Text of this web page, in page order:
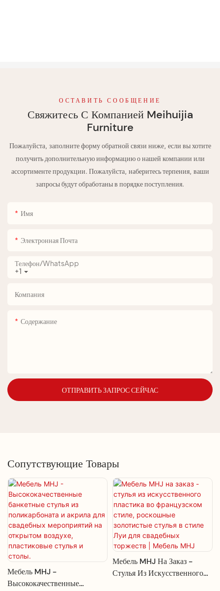
ОСТАВИТЬ СООБЩЕНИЕ
Свяжитесь С Компанией Meihuijia
Furniture
Пожалуйста, заполните форму обратной связи ниже, если вы хотите
получить дополнительную информацию о нашей компании или
ассортименте продукции. Пожалуйста, наберитесь терпения, ваши
запросы будут обработаны в порядке поступления.
Имя
Электронная Почта
+1
Телефон/WhatsApp
Компания
Содержание
ОТПРАВИТЬ ЗАПРОС СЕЙЧАС
Сопутствующие Товары
Мебель MHJ -
Высококачественные
Мебель MHJ На Заказ -
Стулья Из Искусственного